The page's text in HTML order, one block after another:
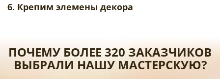
6. Крепим элемены декора
ПОЧЕМУ БОЛЕЕ 320 ЗАКАЗЧИКОВ
ВЫБРАЛИ НАШУ МАСТЕРСКУЮ?